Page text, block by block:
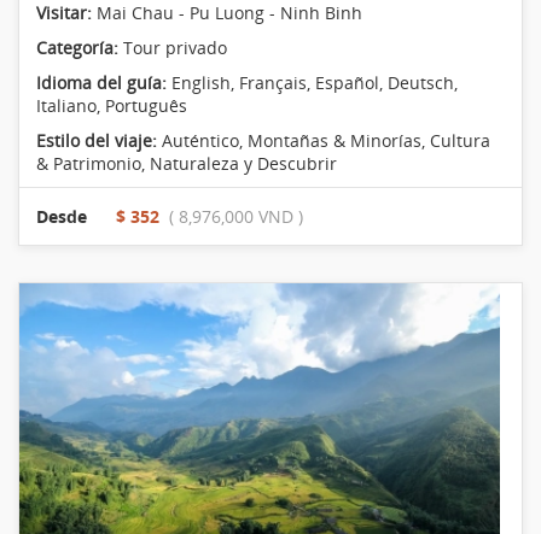
Visitar: Mai Chau - Pu Luong - Ninh Binh
Categoría: Tour privado
Idioma del guía: English, Français, Español, Deutsch,
Italiano, Português
Estilo del viaje: Auténtico, Montañas & Minorías, Cultura
& Patrimonio, Naturaleza y Descubrir
Desde $ 352 ( 8,976,000 VND )